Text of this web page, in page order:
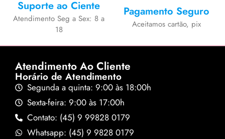
Suporte ao Ciente
Atendimento Seg a Sex: 8 a
18
Pagamento Seguro
Aceitamos cartão, pix
Atendimento Ao Cliente
Horário de Atendimento
Segunda a quinta: 9:00 às 18:00h
Sexta-feira: 9:00 às 17:00h
Contato: (45) 9 99828 0179
Whatsapp: (45) 9 9828 0179